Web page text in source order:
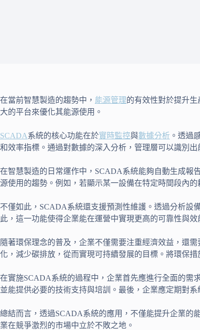
在當前智慧製造的趨勢中， 能源管理的有效性對於提升生
大的平台來優化其能源使用。
SCADA系統的核心功能在於實時監控與數據分析 。透過
和效率指標。通過對數據的深入分析，管理層可以識別
在智慧製造的日常運作中，SCADA系統能夠自動生成報
源使用的趨勢。例如，若顯示某一設備在特定時間段內
不僅如此，SCADA系統還支援預測性維護。透過分析設
此，這一功能使得企業能在運營中實現更高的可靠性與效
隨著環保理念的普及，企業不僅需要注重經濟效益，還
化，減少碳排放，從而實現可持續發展的目標。將環保措
在實施SCADA系統的過程中，企業首先應進行全面的需
並能提供必要的技術支持與培訓。最後，企業應定期對
總結而言，透過SCADA系統的應用，不僅能提升企業的
業在競爭激烈的市場中立於不敗之地。